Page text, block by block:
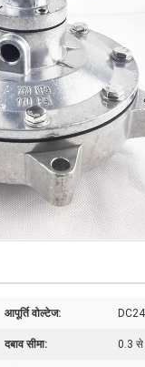
आपूर्ति वोल्टेज:
दबाव सीमा: 0.3 से